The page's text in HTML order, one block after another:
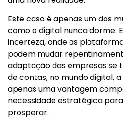
Este caso é apenas um dos
como o digital nunca dorme.
incerteza, onde as
podem mudar
adaptação das empresas se
de contas, no mundo digital,
apenas uma vantagem
necessidade estratégica
prosperar.